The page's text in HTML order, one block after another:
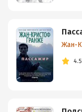
Жан-
4.5